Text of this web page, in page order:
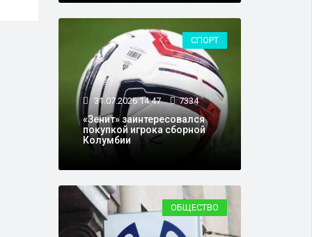
СПОРТ
31.07.2026 14:47 7334
«Зенит» заинтересовался
покупкой игрока сборной
Колумбии
ОБЩЕСТВО